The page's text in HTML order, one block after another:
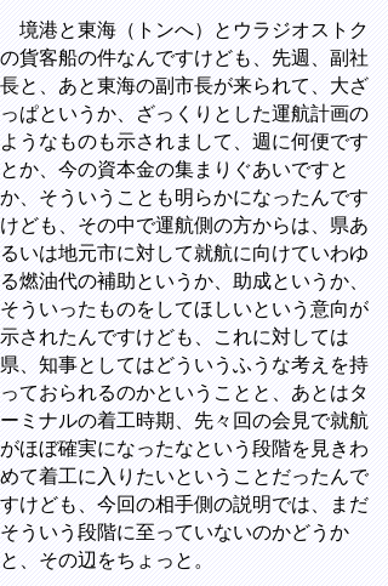
境港と東海（トンへ）とウラジオストク
の貨客船の件なんですけども、先週、副社
長と、あと東海の副市長が来られて、大ざ
っぱというか、ざっくりとした運航計画の
ようなものも示されまして、週に何便です
とか、今の資本金の集まりぐあいですと
か、そういうことも明らかになったんです
けども、その中で運航側の方からは、県あ
るいは地元市に対して就航に向けていわゆ
る燃油代の補助というか、助成というか、
そういったものをしてほしいという意向が
示されたんですけども、これに対しては
県、知事としてはどういうふうな考えを持
っておられるのかということと、あとはタ
ーミナルの着工時期、先々回の会見で就航
がほぼ確実になったなという段階を見きわ
めて着工に入りたいということだったんで
すけども、今回の相手側の説明では、まだ
そういう段階に至っていないのかどうか
と、その辺をちょっと。